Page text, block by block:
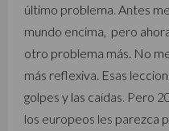
último problema. Antes
mundo encima, pero
otro problema más. No
más reflexiva. Esas
golpes y las caídas. Pero
los europeos les parezca